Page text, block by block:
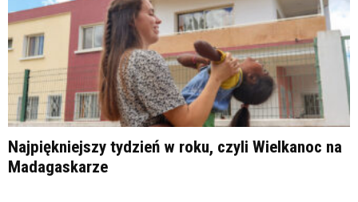
Najpiękniejszy tydzień w roku, czyli Wielkanoc na
Madagaskarze